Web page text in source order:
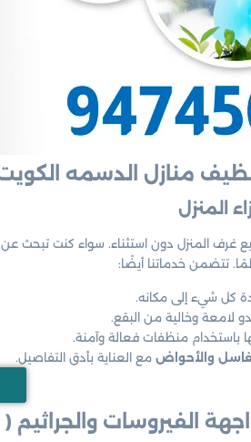
منازل الدسمه
المنزل
المنزل دون استثناء. سواء كنت تبحث عن
تتضمن خدماتنا أيضًا:
كل شيء إلى مكانه.
لامعة وخالية من البقع.
باستخدام منظفات فعالة وآمنة.
والأحواض مع العناية بأدق التفاصيل.
الفيروسات